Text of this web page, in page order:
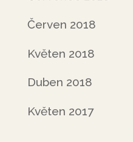
Červen 2018
Květen 2018
Duben 2018
Květen 2017